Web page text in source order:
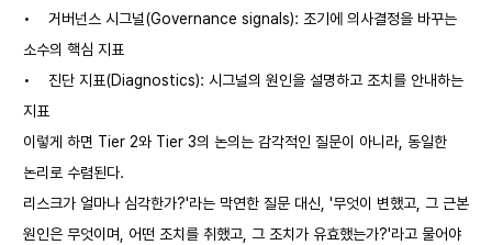
•
거버넌스 시그널(Governance signals): 조기에 의사결정을 바꾸는
소수의 핵심 지표
•
진단 지표(Diagnostics): 시그널의 원인을 설명하고 조치를 안내하는
지표
이렇게 하면 Tier 2와 Tier 3의 논의는 감각적인 질문이 아니라, 동일한
논리로 수렴된다.
리스크가 얼마나 심각한가?'라는 막연한 질문 대신, '무엇이 변했고, 그 근본
원인은 무엇이며, 어떤 조치를 취했고, 그 조치가 유효했는가?'라고 물어야